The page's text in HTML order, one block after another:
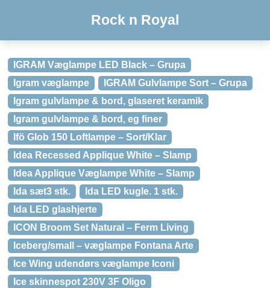
Rock n Royal
IGRAM Væglampe LED Black – Grupa
Igram væglampe
IGRAM Gulvlampe Sort – Grupa
Igram gulvlampe & bord, glaseret keramik
Igram gulvlampe & bord, eg finer
Ifö Glob 150 Loftlampe – Sort/Klar
Idea Recessed Applique White – Slamp
Idea Applique Væglampe White – Slamp
Ida sæt3 stk.
Ida LED kugle. 1 stk.
Ida LED glashjerte
ICON Broom Set Natural – Ferm Living
Iceberg/small – væglampe Fontana Arte
Ice Wing udendørs væglampe Iconi
Ice skinnespot 230V 3F Oligo